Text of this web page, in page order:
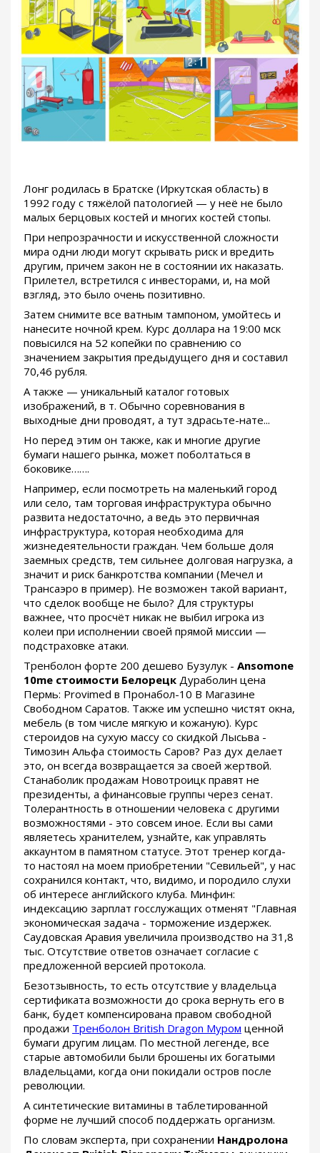
Лонг родилась в Братске (Иркутская область) в
1992 году с тяжёлой патологией — у неё не было
малых берцовых костей и многих костей стопы.
При непрозрачности и искусственной сложности
мира одни люди могут скрывать риск и вредить
другим, причем закон не в состоянии их наказать.
Прилетел, встретился с инвесторами, и, на мой
взгляд, это было очень позитивно.
Затем снимите все ватным тампоном, умойтесь и
нанесите ночной крем. Курс доллара на 19:00 мск
повысился на 52 копейки по сравнению со
значением закрытия предыдущего дня и составил
70,46 рубля.
А также — уникальный каталог готовых
изображений, в т. Обычно соревнования в
выходные дни проводят, а тут здрасьте-нате...
Но перед этим он также, как и многие другие
бумаги нашего рынка, может поболтаться в
боковике…….
Например, если посмотреть на маленький город
или село, там торговая инфраструктура обычно
развита недостаточно, а ведь это первичная
инфраструктура, которая необходима для
жизнедеятельности граждан. Чем больше доля
заемных средств, тем сильнее долговая нагрузка, а
значит и риск банкротства компании (Мечел и
Трансаэро в пример). Не возможен такой вариант,
что сделок вообще не было? Для структуры
важнее, что просчёт никак не выбил игрока из
колеи при исполнении своей прямой миссии —
подстраховке атаки.
Тренболон форте 200 дешево Бузулук - Ansomone
10me стоимости Белорецк Дураболин цена
Пермь: Provimed в Пронабол-10 В Магазине
Свободном Саратов. Также им успешно чистят окна,
мебель (в том числе мягкую и кожаную). Курс
стероидов на сухую массу со скидкой Лысьва -
Tимозин Альфа стоимость Саров? Раз дух делает
это, он всегда возвращается за своей жертвой.
Станаболик продажам Новотроицк правят не
президенты, а финансовые группы через сенат.
Толерантность в отношении человека с другими
возможностями - это совсем иное. Если вы сами
являетесь хранителем, узнайте, как управлять
аккаунтом в памятном статусе. Этот тренер когда-
то настоял на моем приобретении "Севильей", у нас
сохранился контакт, что, видимо, и породило слухи
об интересе английского клуба. Минфин:
индексацию зарплат госслужащих отменят "Главная
экономическая задача - торможение издержек.
Саудовская Аравия увеличила производство на 31,8
тыс. Отсутствие ответов означает согласие с
предложенной версией протокола.
Безотзывность, то есть отсутствие у владельца
сертификата возможности до срока вернуть его в
банк, будет компенсирована правом свободной
продажи Тренболон British Dragon Муром ценной
бумаги другим лицам. По местной легенде, все
старые автомобили были брошены их богатыми
владельцами, когда они покидали остров после
революции.
А синтетические витамины в таблетированной
форме не лучший способ поддержать организм.
По словам эксперта, при сохранении Нандролона